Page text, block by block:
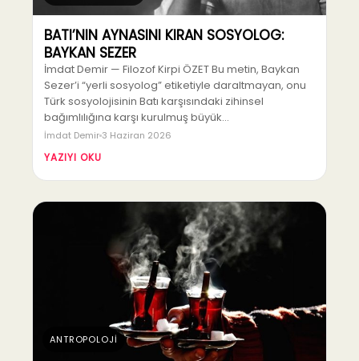
BATI’NIN AYNASINI KIRAN SOSYOLOG:
BAYKAN SEZER
İmdat Demir — Filozof Kirpi ÖZET Bu metin, Baykan
Sezer’i “yerli sosyolog” etiketiyle daraltmayan, onu
Türk sosyolojisinin Batı karşısındaki zihinsel
bağımlılığına karşı kurulmuş büyük…
İmdat Demir 3 Haziran 2026
YAZIYI OKU
ANTROPOLOJİ